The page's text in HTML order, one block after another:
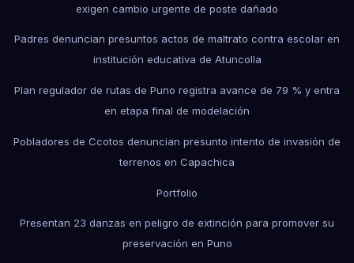
exigen cambio urgente de poste dañado
Padres denuncian presuntos actos de maltrato contra escolar en
institución educativa de Atuncolla
Plan regulador de rutas de Puno registra avance de 79 % y entra
en etapa final de modelación
Pobladores de Ccotos denuncian presunto intento de invasión de
terrenos en Capachica
Portfolio
Presentan 23 danzas en peligro de extinción para promover su
preservación en Puno